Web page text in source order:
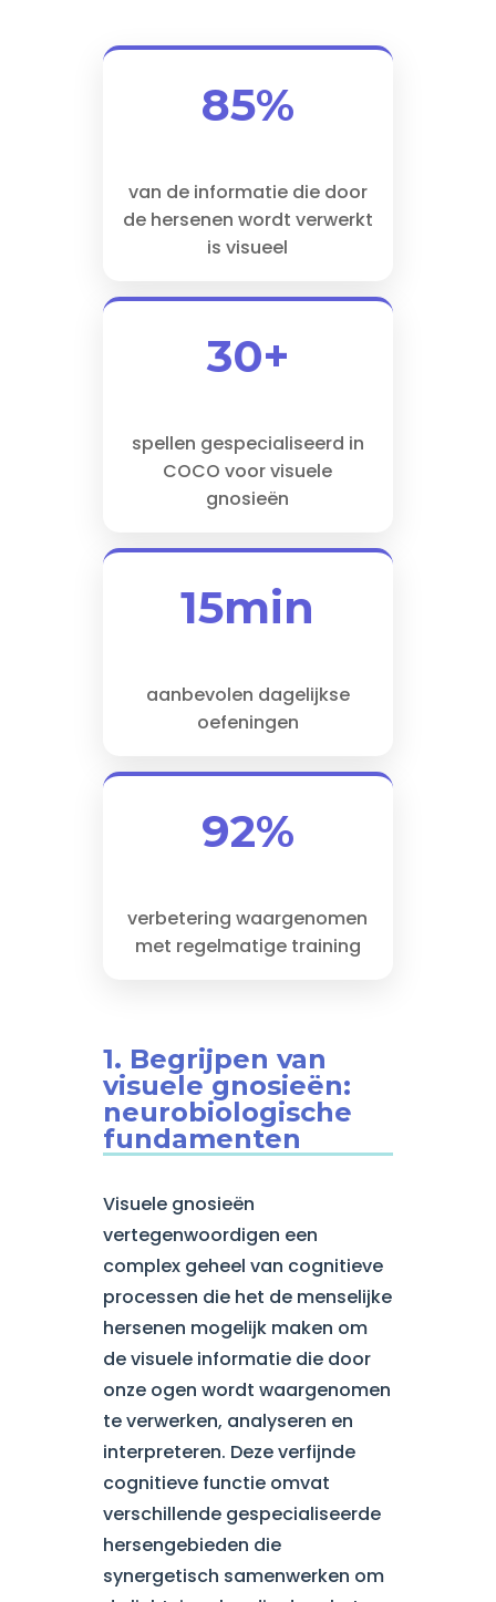
85%
van de informatie die door
de hersenen wordt verwerkt
is visueel
30+
spellen gespecialiseerd in
COCO voor visuele
gnosieën
15min
aanbevolen dagelijkse
oefeningen
92%
verbetering waargenomen
met regelmatige training
1. Begrijpen van
visuele gnosieën:
neurobiologische
fundamenten
Visuele gnosieën
vertegenwoordigen een
complex geheel van cognitieve
processen die het de menselijke
hersenen mogelijk maken om
de visuele informatie die door
onze ogen wordt waargenomen
te verwerken, analyseren en
interpreteren. Deze verfijnde
cognitieve functie omvat
verschillende gespecialiseerde
hersengebieden die
synergetisch samenwerken om